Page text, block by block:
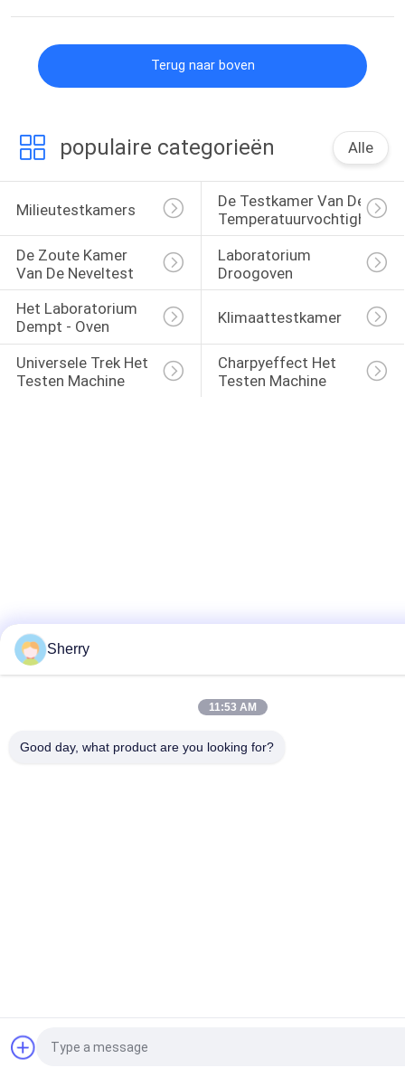
Terug naar boven
populaire categorieën Alle
Milieutestkamers
De Testkamer Van De
Temperatuurvochtigheid
De Zoute Kamer
Van De Neveltest
Laboratorium
Droogoven
Het Laboratorium
Dempt - Oven
Klimaattestkamer
Universele Trek Het
Testen Machine
Charpyeffect Het
Testen Machine
Sherry
11:53 AM
Good day, what product are you looking for?